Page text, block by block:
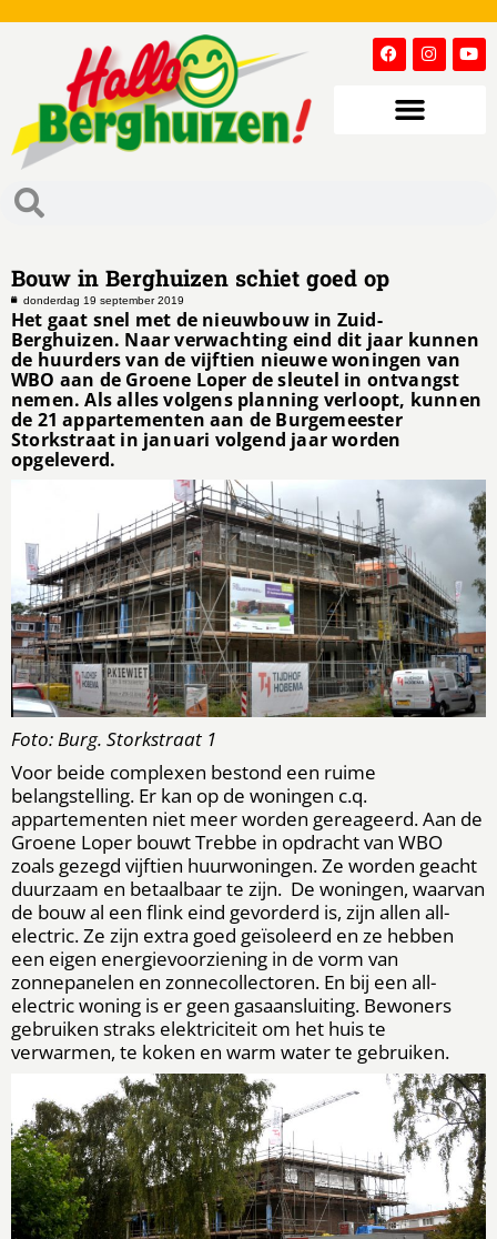
Bouw in Berghuizen schiet goed op
donderdag 19 september 2019
Het gaat snel met de nieuwbouw in Zuid-
Berghuizen. Naar verwachting eind dit jaar kunnen
de huurders van de vijftien nieuwe woningen van
WBO aan de Groene Loper de sleutel in ontvangst
nemen. Als alles volgens planning verloopt, kunnen
de 21 appartementen aan de Burgemeester
Storkstraat in januari volgend jaar worden
opgeleverd.
Foto: Burg. Storkstraat 1
Voor beide complexen bestond een ruime
belangstelling. Er kan op de woningen c.q.
appartementen niet meer worden gereageerd. Aan de
Groene Loper bouwt Trebbe in opdracht van WBO
zoals gezegd vijftien huurwoningen. Ze worden geacht
duurzaam en betaalbaar te zijn. De woningen, waarvan
de bouw al een flink eind gevorderd is, zijn allen all-
electric. Ze zijn extra goed geïsoleerd en ze hebben
een eigen energievoorziening in de vorm van
zonnepanelen en zonnecollectoren. En bij een all-
electric woning is er geen gasaansluiting. Bewoners
gebruiken straks elektriciteit om het huis te
verwarmen, te koken en warm water te gebruiken.